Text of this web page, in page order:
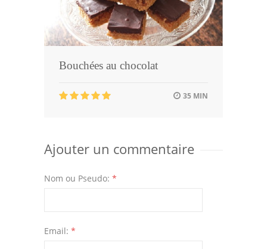
Bouchées au chocolat
35 MIN
Ajouter un commentaire
Nom ou Pseudo: *
Email: *